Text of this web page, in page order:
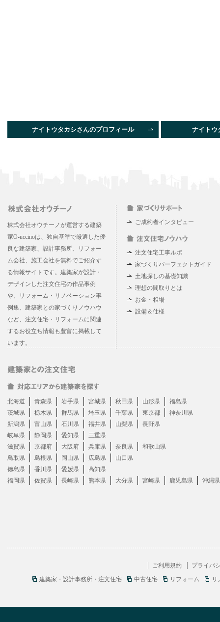
ナイトウタカシさんのプロフィール ナイトウ
株式会社オウチーノが運営する建築
家O-uccinoは、独自基準で厳選した優
良な建築家、設計事務所、リフォー
ム会社、施工会社を無料でご紹介す
る情報サイトです。建築家が設計・
デザインした注文住宅の作品事例
や、リフォーム・リノベーション事
例集、建築家との家づくりノウハウ
など、注文住宅・リフォームに関連
するお役立ち情報も豊富に掲載して
います。
ご成約者インタビュー
注文住宅工事ルポ
家づくりパーフェクトガイド
土地探しの基礎知識
理想の間取りとは
お金・相場
設備＆仕様
北海道 青森県 岩手県 宮城県 秋田県 山形県
福島県
茨城県
栃木県 群馬県 埼玉県 千葉県 東京都
神奈川県
新潟県
富山県 石川県 福井県 山梨県
長野県
岐阜県
静岡県 愛知県
三重県
滋賀県
京都府 大阪府 兵庫県 奈良県
和歌山県
鳥取県
島根県 岡山県 広島県
山口県
徳島県
香川県 愛媛県
高知県
福岡県
佐賀県 長崎県 熊本県 大分県 宮崎県 鹿児島県 沖縄県
ご利用規約
プライバ
建築家・設計事務所・注文住宅
中古住宅 リフォーム リ